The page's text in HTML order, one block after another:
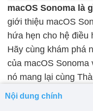
Màn hình
Thay pin
Pin iPhone
Pin Realme
Thay vỏ
macOS Sonoma là
giới thiệu macOS
hứa hẹn cho hệ điều
Hãy cùng khám phá
của macOS
nó mang lại cùng
Nội dung chính